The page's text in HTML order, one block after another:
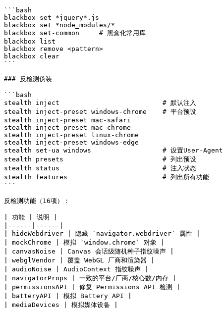
```bash
blackbox set *jquery*.js
blackbox set *node_modules/*
blackbox set-common     # 黑盒化常用库
blackbox list
blackbox remove <pattern>
blackbox clear
```
### 反检测伪装
```bash
stealth inject                          # 默认注入
stealth inject-preset windows-chrome    # 平台预设
stealth inject-preset mac-safari
stealth inject-preset mac-chrome
stealth inject-preset linux-chrome
stealth inject-preset windows-edge
stealth set-ua windows                  # 设置User-
stealth presets                         # 列出预设
stealth status                          # 注入状态
stealth features                        # 列出所有功能
```
反检测功能（16项）：
| 功能 | 说明 |
|------|------|
| hideWebdriver | 隐藏 `navigator.webdriver` 属性 |
| mockChrome | 模拟 `window.chrome` 对象 |
| canvasNoise | Canvas 会话级随机种子指纹噪声 |
| webglVendor | 覆盖 WebGL 厂商和渲染器 |
| audioNoise | AudioContext 指纹噪声 |
| navigatorProps | 一致的平台/厂商/核心数/内存 |
| permissionsAPI | 修复 Permissions API 检测 |
| batteryAPI | 模拟 Battery API |
| mediaDevices | 模拟媒体设备 |